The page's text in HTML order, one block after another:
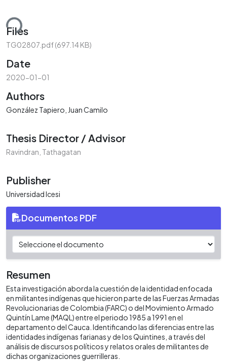
Files
TG02807.pdf(697.14 KB)
Date
2020-01-01
Authors
González Tapiero, Juan Camilo
Thesis Director / Advisor
Ravindran, Tathagatan
Publisher
Universidad Icesi
Documentos PDF
Resumen
Esta investigación aborda la cuestión de la identidad enfocada
en militantes indígenas que hicieron parte de las Fuerzas Armadas
Revolucionarias de Colombia (FARC) o del Movimiento Armado
Quintín Lame (MAQL) entre el periodo 1985 a 1991 en el
departamento del Cauca. Identificando las diferencias entre las
identidades indígenas farianas y de los Quintines, a través del
análisis de discursos políticos y relatos orales de militantes de
dichas organizaciones guerrilleras.